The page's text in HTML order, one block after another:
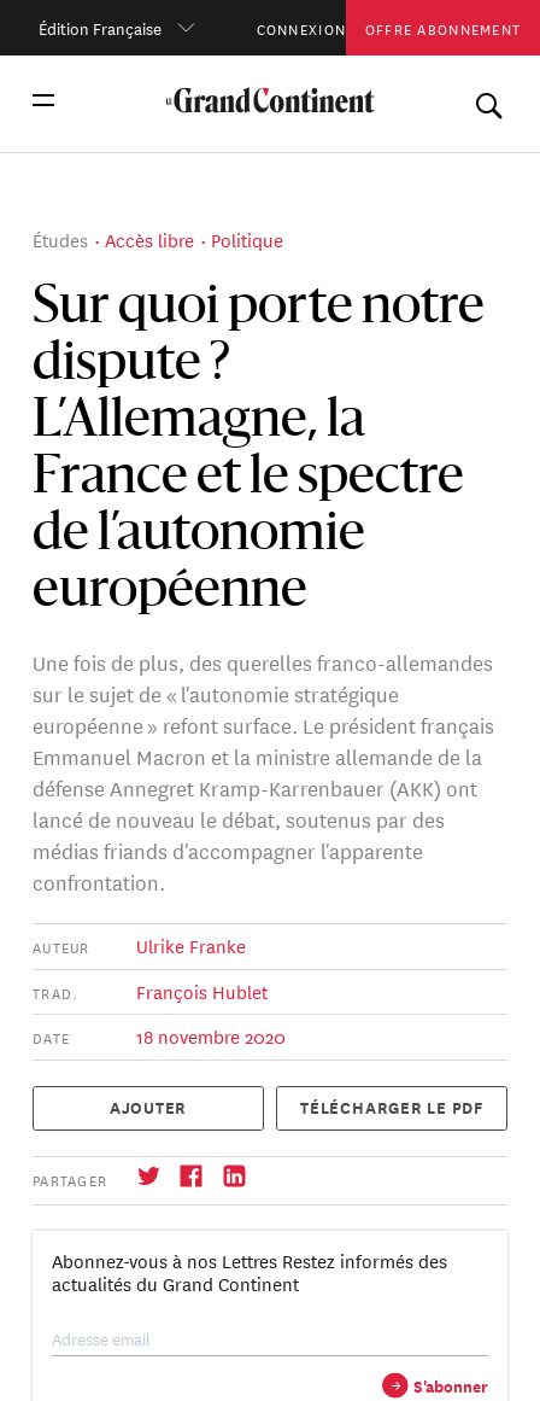
Édition Française CONNEXION OFFRE ABONNEMENT
Sur quoi porte notre
dispute ?
L’Allemagne, la
France et le spectre
de l’autonomie
européenne
Études Accès libre Politique
Une fois de plus, des querelles franco-allemandes
sur le sujet de « l'autonomie stratégique
européenne » refont surface. Le président français
Emmanuel Macron et la ministre allemande de la
défense Annegret Kramp-Karrenbauer (AKK) ont
lancé de nouveau le débat, soutenus par des
médias friands d'accompagner l'apparente
confrontation.
AUTEUR Ulrike Franke
TRAD. François Hublet
DATE 18 novembre 2020
AJOUTER TÉLÉCHARGER LE PDF
PARTAGER
→
Abonnez-vous à nos Lettres Restez informés des
actualités du Grand Continent
→ S'abonner